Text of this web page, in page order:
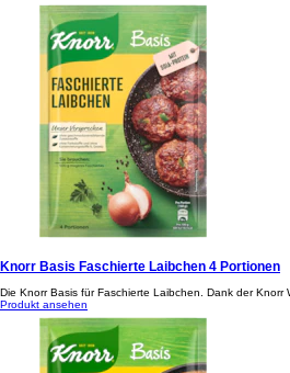
Knorr Basis Faschierte Laibchen 4 Portionen
Die Knorr Basis für Faschierte Laibchen. Dank der
Produkt ansehen